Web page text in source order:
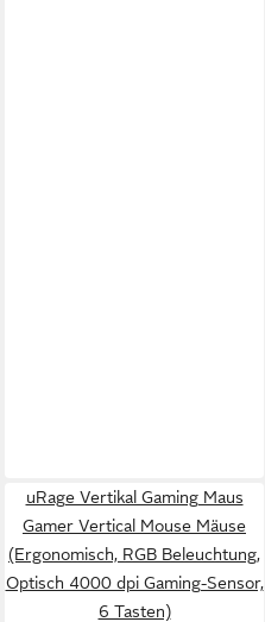
uRage Vertikal Gaming Maus
Gamer Vertical Mouse Mäuse
(Ergonomisch, RGB Beleuchtung,
Optisch 4000 dpi Gaming-Sensor,
6 Tasten)